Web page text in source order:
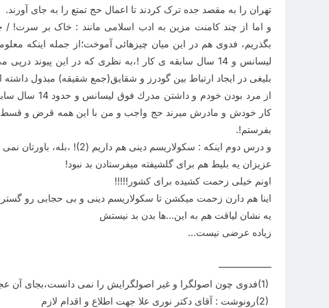
تهران را به مقصد جده ترک کردند تا اعمال حج تمتع را به جای آورند.
و اما از چند کامنت مزین به ادب اسلامی مانند : خاک بر
بگذریم، فدوی هم در این میان چیزهائی آموخت؛از جمله اینکه
لیسانس و 14 سال سابقه ی کار !،به نظری که در این
بلیغی در ایجاد ارتباط بین گودرز و شقایق(جمع شقیقه) مبذول
از مرد بودن
كار خودش و مادرش ميرند حج واجب و من با اين همه قرض و قسط
بفرستم.!
و درس دوم اینکه : سکولاریسم دینی هم داریم (2)! ،بله، باورتان نمی شود ؟ بفرمائید
عزیزان یه بلیط هم برای گلشیفته میفرستادن بد نبود!
اونم خیلی زحمت کشیده برای کشور !!!!!
اینا هم دارن زحمت میکشن تا سکولاریسم دینی و بی حجابی رو
یه نشان لیاقت هم به این…ها بدن بد نیستش
زیاده عرضی نیست…
—————–
(1)فدوی چون اصولگرا و غیر اصولگرایش را نمی دانست،بجای آن
(2)رونوشت : آقای دکتر نوری علا جهت اطلاع و اقدام لازم